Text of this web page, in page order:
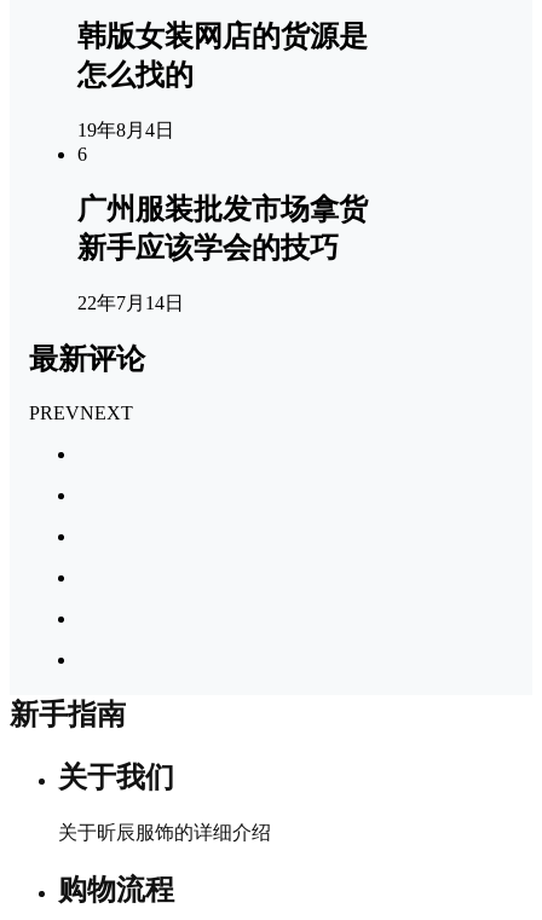
韩版女装网店的货源是
怎么找的
19年8月4日
6
广州服装批发市场拿货
新手应该学会的技巧
22年7月14日
最新评论
PREVNEXT
新手指南
关于我们
关于昕辰服饰的详细介绍
购物流程